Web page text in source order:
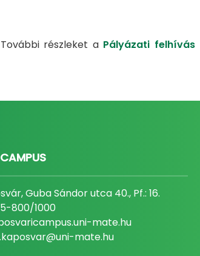
részleket a Pályázati felhívás
Guba Sándor utca 40., Pf.: 16.
800/1000
mate.hu
mate.hu